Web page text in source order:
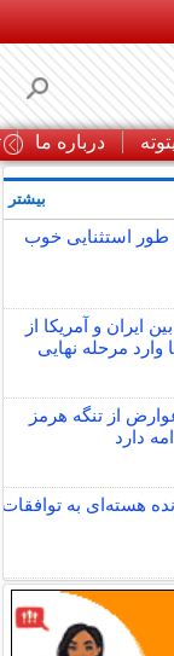
درباره ما
طور استثنایی خوب
ایران و آمریکا از
مرحله نهایی
از تنگه هرمز
دارد
هسته‌ای به توافقات
بیشتر